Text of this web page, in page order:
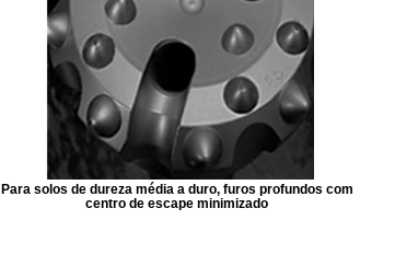
Para solos de dureza média a duro, furos profundos com
centro de escape minimizado